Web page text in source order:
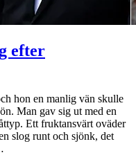
efter
hon en manlig vän skulle
Man gav sig ut med en
Ett fruktansvärt oväder
slog runt och sjönk, det